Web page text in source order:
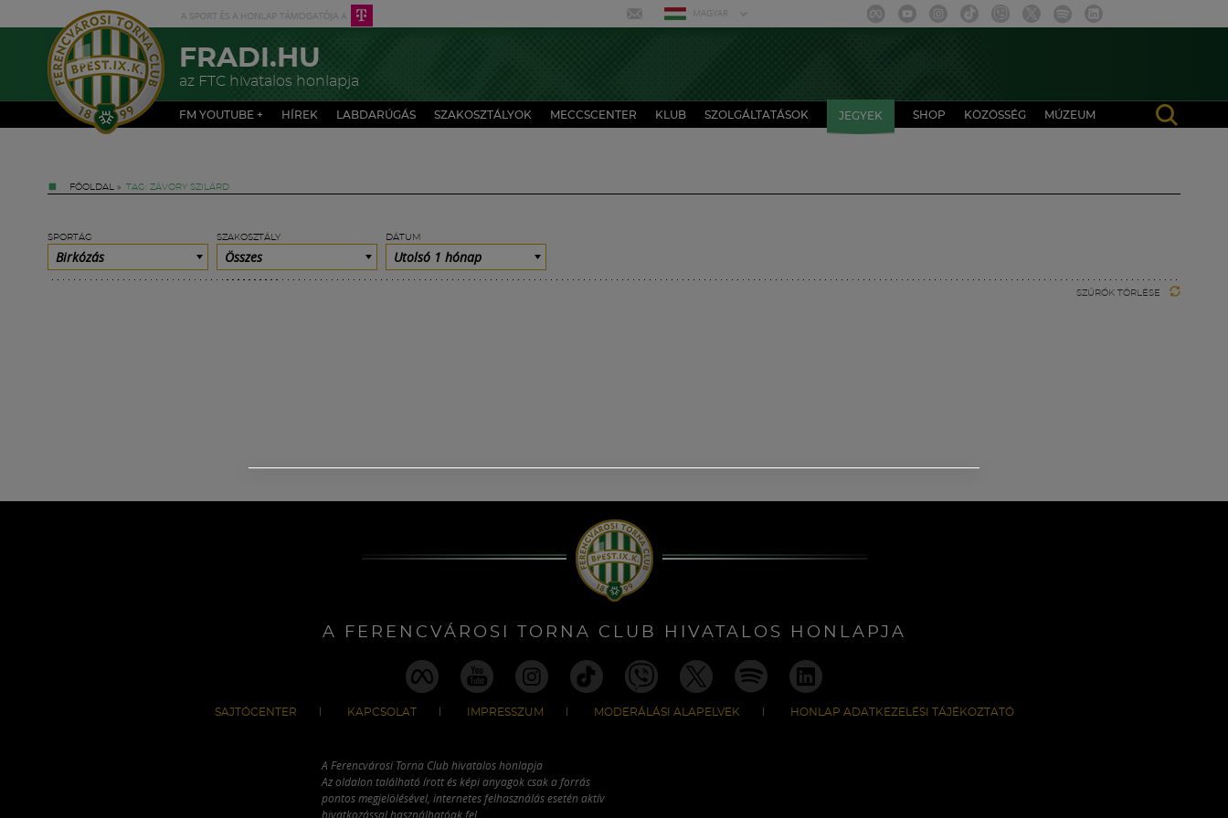
MAGYAR
FRADI.HU
az FTC hivatalos honlapja
FM YOUTUBE + HÍREK LABDARÚGÁS SZAKOSZTÁLYOK MECCSCENTER KLUB SZOLGÁLTATÁSOK JEGYEK SHOP KÖZÖSSÉG MÚZEUM
FŐOLDAL » TAG: ZÁVORY SZILÁRD
SPORTÁG
Birkózás
SZAKOSZTÁLY
Összes
DÁTUM
Utolsó 1 hónap
SZŰRŐK TÖRLÉSE
A FERENCVÁROSI TORNA CLUB HIVATALOS HONLAPJA
SAJTÓCENTER KAPCSOLAT IMPRESSZUM MODERÁLÁSI ALAPELVEK HONLAP ADATKEZELÉSI TÁJÉKOZTATÓ
A Ferencvárosi Torna Club hivatalos honlapja
Az oldalon található írott és képi anyagok csak a forrás
pontos megjelölésével, internetes felhasználás esetén aktív
hivatkozással használhatóak fel.